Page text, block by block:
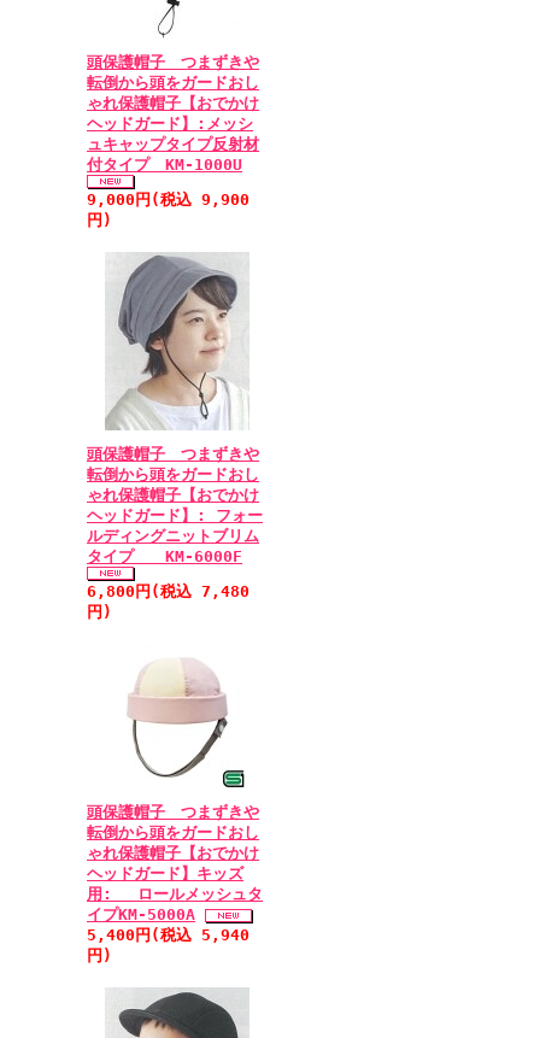
頭保護帽子 つまずきや
転倒から頭をガードおし
ゃれ保護帽子【おでかけ
ヘッドガード】:メッシ
ュキャップタイプ反射材
付タイプ KM-1000U
9,000円(税込 9,900
円)
頭保護帽子 つまずきや
転倒から頭をガードおし
ゃれ保護帽子【おでかけ
ヘッドガード】: フォー
ルディングニットブリム
タイプ KM-6000F
6,800円(税込 7,480
円)
頭保護帽子 つまずきや
転倒から頭をガードおし
ゃれ保護帽子【おでかけ
ヘッドガード】キッズ
用: ロールメッシュタ
イプKM-5000A
5,400円(税込 5,940
円)